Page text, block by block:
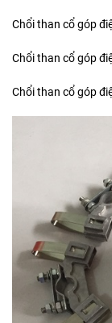
Chổi than cổ góp
Chổi than cổ góp
Chổi than cổ góp